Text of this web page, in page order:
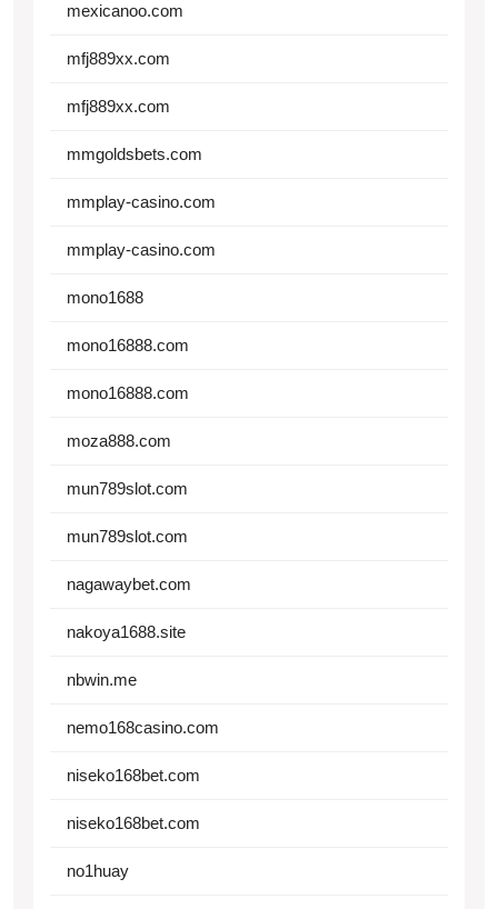
mexicanoo.com
mfj889xx.com
mfj889xx.com
mmgoldsbets.com
mmplay-casino.com
mmplay-casino.com
mono1688
mono16888.com
mono16888.com
moza888.com
mun789slot.com
mun789slot.com
nagawaybet.com
nakoya1688.site
nbwin.me
nemo168casino.com
niseko168bet.com
niseko168bet.com
no1huay